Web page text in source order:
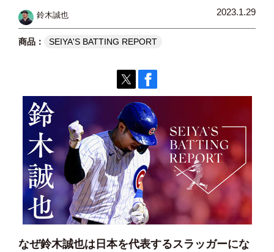
鈴木誠也 2023.1.29
SEIYA'S BATTING REPORT
なぜ鈴木誠也は日本を代表するスラッガーにな